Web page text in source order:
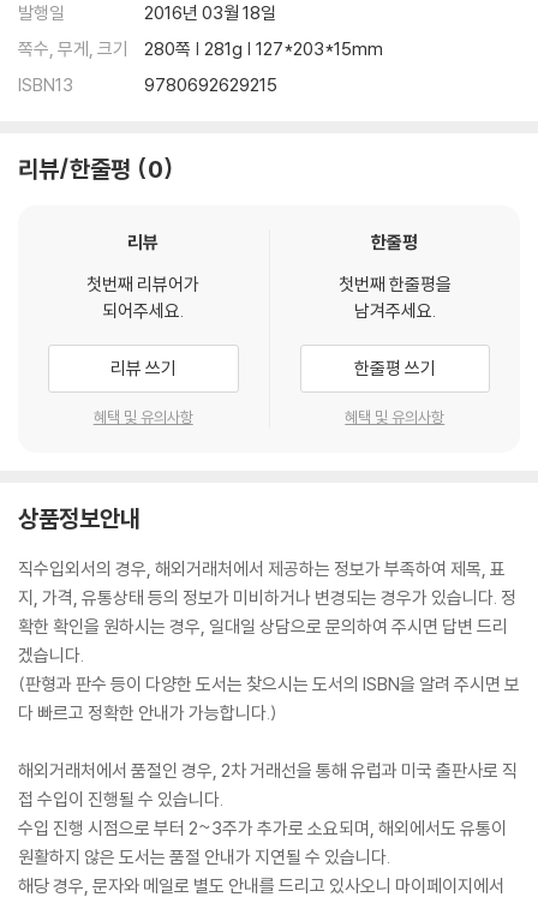
발행일
2016년 03월 18일
쪽수, 무게, 크기
280쪽 | 281g | 127*203*15mm
ISBN13
9780692629215
리뷰/한줄평 0
리뷰
첫번째 리뷰어가
되어주세요.
리뷰 쓰기
혜택 및 유의사항
한줄평
첫번째 한줄평을
남겨주세요.
한줄평 쓰기
혜택 및 유의사항
상품정보안내
직수입외서의 경우, 해외거래처에서 제공하는 정보가 부족하여 제목, 표
지, 가격, 유통상태 등의 정보가 미비하거나 변경되는 경우가 있습니다. 정
확한 확인을 원하시는 경우, 일대일 상담으로 문의하여 주시면 답변 드리
겠습니다.
(판형과 판수 등이 다양한 도서는 찾으시는 도서의 ISBN을 알려 주시면 보
다 빠르고 정확한 안내가 가능합니다.)
해외거래처에서 품절인 경우, 2차 거래선을 통해 유럽과 미국 출판사로 직
접 수입이 진행될 수 있습니다.
수입 진행 시점으로 부터 2~3주가 추가로 소요되며, 해외에서도 유통이
원활하지 않은 도서는 품절 안내가 지연될 수 있습니다.
해당 경우, 문자와 메일로 별도 안내를 드리고 있사오니 마이페이지에서